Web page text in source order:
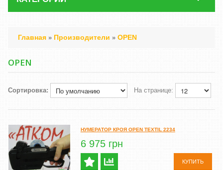
Главная » Производители » OPEN
OPEN
Сортировка: На странице:
НУМЕРАТОР КРОЯ OPEN TEXTIL 2234
6 975 грн
КУПИТЬ